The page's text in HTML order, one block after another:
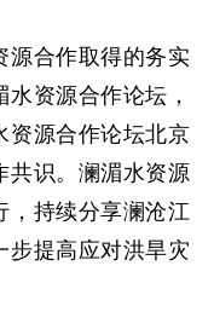
合作取得的务实
资源合作论坛，
资源合作论坛北京
共识。澜湄水资源
，持续分享澜沧江
步提高应对洪旱灾